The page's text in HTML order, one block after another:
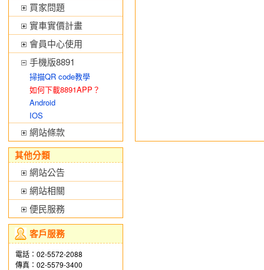
買家問題
實車實價計畫
會員中心使用
手機版8891
掃描QR code教學
如何下載8891APP？
Android
IOS
網站條款
其他分類
網站公告
網站相關
便民服務
客戶服務
電話：02-5572-2088
傳真：02-5579-3400